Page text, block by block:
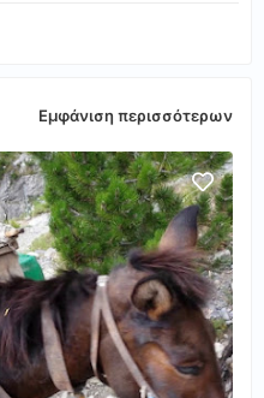
Εμφάνιση περισσότερων